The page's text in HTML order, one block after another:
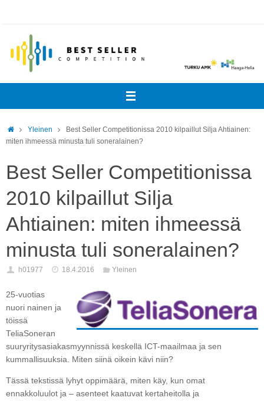
HomeYleinen
Best Seller Competitionissa 2010 kilpaillut Silja Ahtiainen:
miten ihmeessä minusta tuli soneralainen?
Best Seller Competitionissa
2010 kilpaillut Silja
Ahtiainen: miten ihmeessä
minusta tuli soneralainen?
h01977 18.4.2016 Yleinen
25-vuotias
nuori nainen ja
töissä
TeliaSoneran
suuryritysasiakasmyynnissä keskellä ICT-maailmaa ja sen
kummallisuuksia. Miten siinä oikein kävi niin?
Tässä tekstissä lyhyt oppimäärä, miten käy, kun omat
ennakkoluulot ja – asenteet kaatuvat kertaheitolla ja